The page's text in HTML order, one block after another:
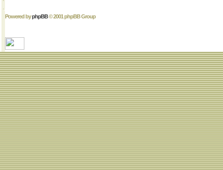
Powered byphpBB© 2001 phpBB Group